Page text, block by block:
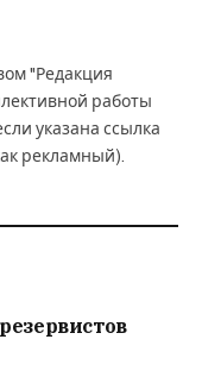
"Редакция
работы
указана ссылка
рекламный).